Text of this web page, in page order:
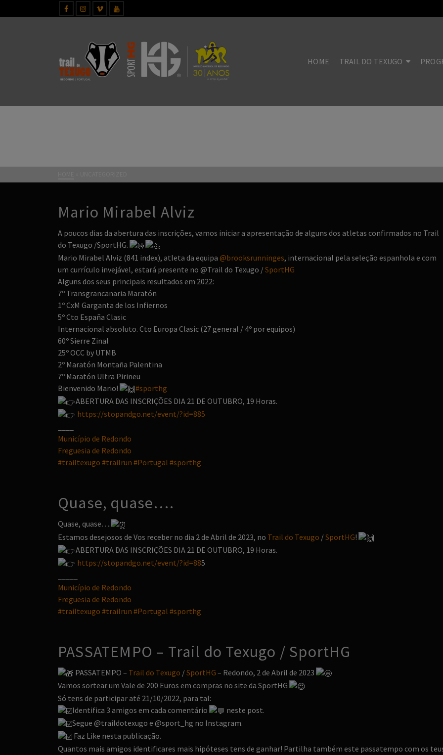
HOME TRAIL DO TEXUGO
Mario Mirabel Alviz
A poucos dias da abertura das inscrições, vamos iniciar a apresentação de alguns dos atletas confirmados no Trail
do Texugo /SportHG.
Mario Mirabel Alviz (841 index), atleta da equipa @brooksrunninges, internacional pela seleção espanhola e com
um currículo invejável, estará presente no @Trail do Texugo /SportHG
Alguns dos seus principais resultados em 2022:
7º Transgrancanaria Maratón
1º CxM Garganta de los Infiernos
5º Cto España Clasic
Internacional absoluto. Cto Europa Clasic (27 general / 4º por equipos)
60º Sierre Zinal
25º OCC by UTMB
2º Maratón Montaña Palentina
7º Maratón Ultra Pirineu
Bienvenido Mario!
#sporthg
ABERTURA DAS INSCRIÇÕES DIA 21 DE OUTUBRO, 19 Horas.
https://stopandgo.net/event/?id=885
Município de Redondo
Freguesia de Redondo
#trailtexugo #trailrun #Portugal #sporthg
Quase, quase….
Quase, quase….
Estamos desejosos de Vos receber no dia 2 de Abril de 2023, no Trail do Texugo /SportHG!
ABERTURA DAS INSCRIÇÕES DIA 21 DE OUTUBRO, 19 Horas.
https://stopandgo.net/event/?id=885
Município de Redondo
Freguesia de Redondo
#trailtexugo #trailrun #Portugal #sporthg
PASSATEMPO – Trail do Texugo / SportHG
PASSATEMPO – Trail do Texugo /SportHG – Redondo, 2 de Abril de 2023
Vamos sortear um Vale de 200 Euros em compras no site da SportHG
Só tens de participar até 21/10/2022, para tal:
Identifica 3 amigos em cada comentário
neste post.
Segue @traildotexugo e @sport_hg no Instagram.
Faz Like nesta publicação.
Quantos mais amigos identificares mais hipóteses tens de ganhar! Partilha também este passatempo com os